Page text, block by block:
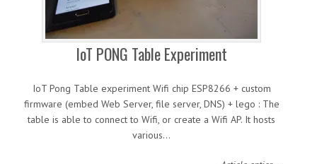
IoT PONG Table Experiment
IoT Pong Table experiment Wifi chip ESP8266 + custom
firmware (embed Web Server, file server, DNS) + lego : The
table is able to connect to Wifi, or create a Wifi AP. It hosts
various…